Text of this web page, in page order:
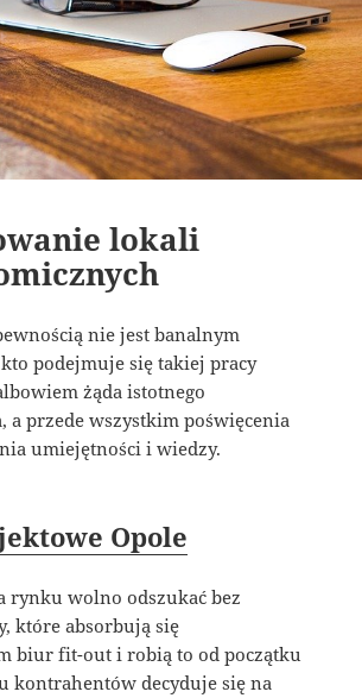
lokali
nie jest banalnym
kto podejmuje się takiej pracy
żąda istotnego
a przede wszystkim poświęcenia
umiejętności i wiedzy.
Opole
rynku wolno odszukać bez
które absorbują się
biur fit-out i robią to od początku
kontrahentów decyduje się na